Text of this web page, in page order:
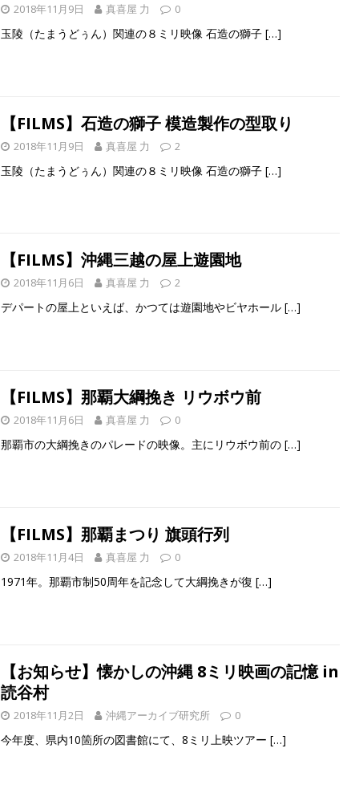
2018年11月9日 真喜屋 力 0
玉陵（たまうどぅん）関連の８ミリ映像 石造の獅子 […]
【FILMS】石造の獅子 模造製作の型取り
2018年11月9日 真喜屋 力 2
玉陵（たまうどぅん）関連の８ミリ映像 石造の獅子 […]
【FILMS】沖縄三越の屋上遊園地
2018年11月6日 真喜屋 力 2
デパートの屋上といえば、かつては遊園地やビヤホール […]
【FILMS】那覇大綱挽き リウボウ前
2018年11月6日 真喜屋 力 0
那覇市の大綱挽きのパレードの映像。主にリウボウ前の […]
【FILMS】那覇まつり 旗頭行列
2018年11月4日 真喜屋 力 0
1971年。那覇市制50周年を記念して大綱挽きが復 […]
【お知らせ】懐かしの沖縄 8ミリ映画の記憶 in
読谷村
2018年11月2日 沖縄アーカイブ研究所 0
今年度、県内10箇所の図書館にて、8ミリ上映ツアー […]